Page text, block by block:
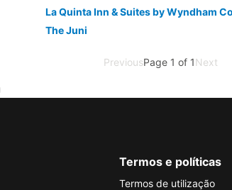
The Juni
PreviousPage 1 of 1Next
Termos e políticas
Termos de utilização